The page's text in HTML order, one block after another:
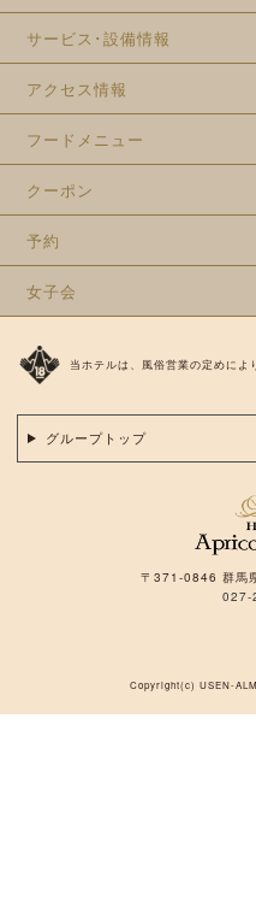
サービス･設備情報
アクセス情報
フードメニュー
クーポン
予約
女子会
当ホテルは、風俗営業の定めによ
グループトップ
〒371-0846 群馬
027-
Copyright(c)USEN-